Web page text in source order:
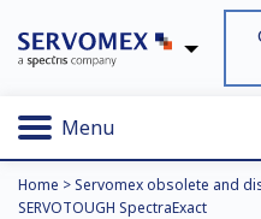
Menu
Home > Servomex obsolete and
SERVOTOUGH SpectraExact